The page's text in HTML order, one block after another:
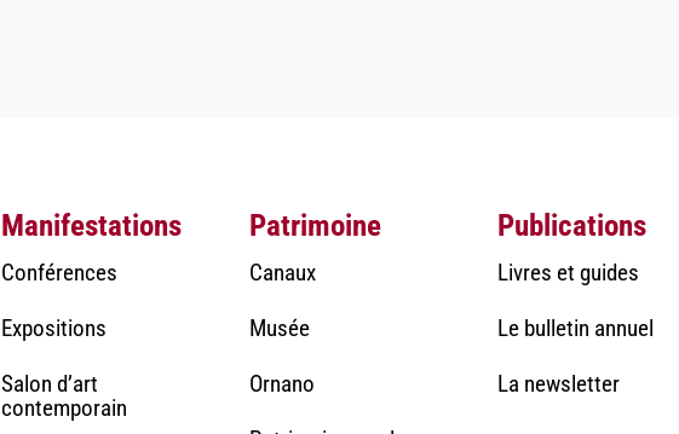
Manifestations
Conférences
Expositions
Salon d’art
contemporain
Patrimoine
Canaux
Musée
Ornano
Publications
Livres et guides
Le bulletin annuel
La newsletter